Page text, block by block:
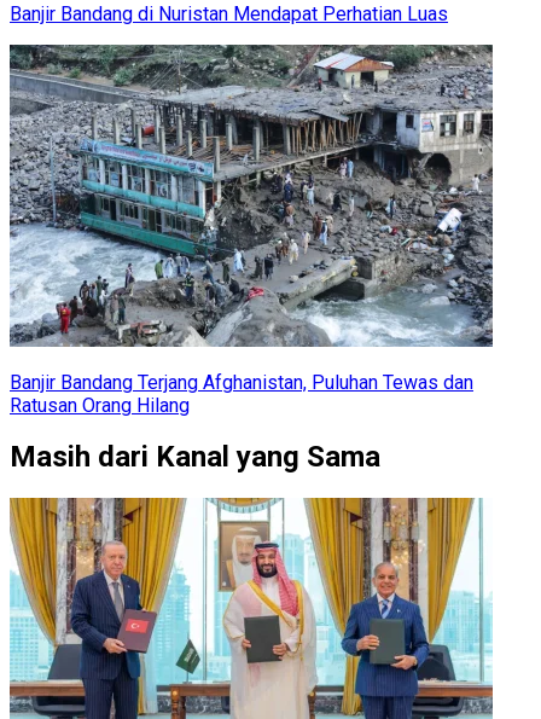
Banjir Bandang di Nuristan Mendapat Perhatian Luas
Banjir Bandang Terjang Afghanistan, Puluhan Tewas dan
Ratusan Orang Hilang
Masih dari Kanal yang Sama